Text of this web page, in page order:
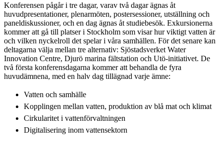
Konferensen pågår i tre dagar, varav två dagar ägnas åt
huvudpresentationer, plenarmöten, postersessioner, utställning och
paneldiskussioner, och en dag ägnas åt studiebesök. Exkursionerna
kommer att gå till platser i Stockholm som visar hur viktigt vatten är
och vilken nyckelroll det spelar i våra samhällen. För det senare kan
deltagarna välja mellan tre alternativ: Sjöstadsverket Water
Innovation Centre, Djurö marina fältstation och Utö-initiativet. De
två första konferensdagarna kommer att behandla de fyra
huvudämnena, med en halv dag tillägnad varje ämne:
Vatten och samhälle
Kopplingen mellan vatten, produktion av blå mat och klimat
Cirkularitet i vattenförvaltningen
Digitalisering inom vattensektorn